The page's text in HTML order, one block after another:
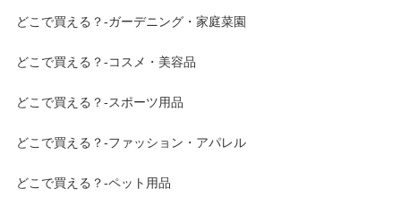
どこで買える？-ガーデニング・家庭菜園
どこで買える？-コスメ・美容品
どこで買える？-スポーツ用品
どこで買える？-ファッション・アパレル
どこで買える？-ペット用品